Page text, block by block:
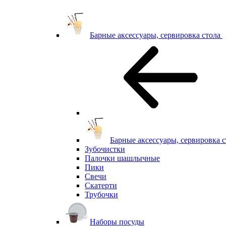
Барные аксессуары, сервировка стола
Барные аксессуары, сервировка
Зубочистки
Палочки шашлычные
Пики
Свечи
Скатерти
Трубочки
Наборы посуды